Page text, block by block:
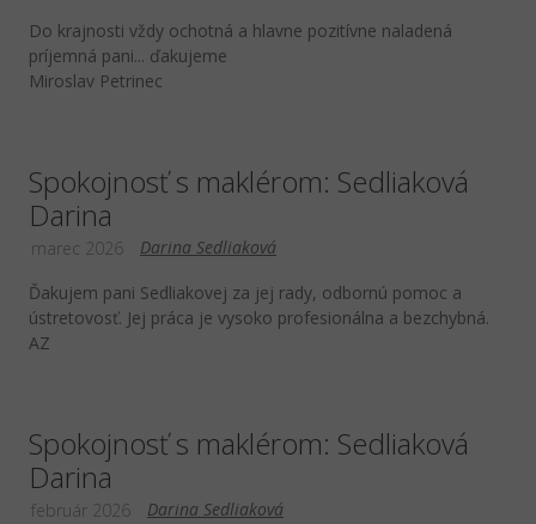
Do krajnosti vždy ochotná a hlavne pozitívne naladená
príjemná pani... ďakujeme
Miroslav Petrinec
Spokojnosť s maklérom: Sedliaková
Darina
Darina Sedliaková
marec 2026
Ďakujem pani Sedliakovej za jej rady, odbornú pomoc a
ústretovosť. Jej práca je vysoko profesionálna a bezchybná.
AZ
Spokojnosť s maklérom: Sedliaková
Darina
Darina Sedliaková
február 2026